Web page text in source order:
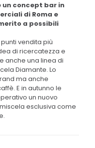
un concept bar in
di Roma e
a possibili
vendita più
di ricercatezza e
anche una linea di
Diamante. Lo
ma anche
E in autunno le
un nuovo
esclusiva come